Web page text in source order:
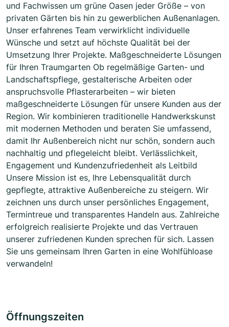
und Fachwissen um grüne Oasen jeder Größe – von
privaten Gärten bis hin zu gewerblichen Außenanlagen.
Unser erfahrenes Team verwirklicht individuelle
Wünsche und setzt auf höchste Qualität bei der
Umsetzung Ihrer Projekte. Maßgeschneiderte Lösungen
für Ihren Traumgarten Ob regelmäßige Garten- und
Landschaftspflege, gestalterische Arbeiten oder
anspruchsvolle Pflasterarbeiten – wir bieten
maßgeschneiderte Lösungen für unsere Kunden aus der
Region. Wir kombinieren traditionelle Handwerkskunst
mit modernen Methoden und beraten Sie umfassend,
damit Ihr Außenbereich nicht nur schön, sondern auch
nachhaltig und pflegeleicht bleibt. Verlässlichkeit,
Engagement und Kundenzufriedenheit als Leitbild
Unsere Mission ist es, Ihre Lebensqualität durch
gepflegte, attraktive Außenbereiche zu steigern. Wir
zeichnen uns durch unser persönliches Engagement,
Termintreue und transparentes Handeln aus. Zahlreiche
erfolgreich realisierte Projekte und das Vertrauen
unserer zufriedenen Kunden sprechen für sich. Lassen
Sie uns gemeinsam Ihren Garten in eine Wohlfühloase
verwandeln!
Öffnungszeiten